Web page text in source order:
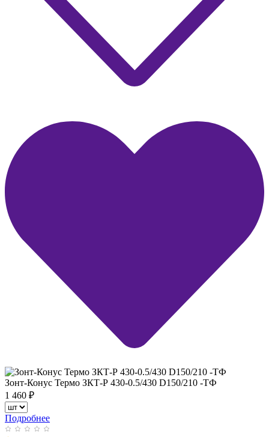
Зонт-Конус Термо ЗКТ-Р 430-0.5/430 D150/210 -ТФ
1 460 ₽
Подробнее